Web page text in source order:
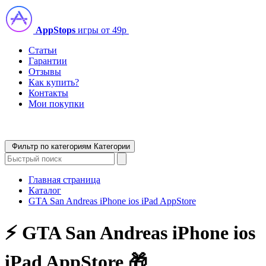
AppStops игры от 49р
Статьи
Гарантии
Отзывы
Как купить?
Контакты
Мои покупки
Фильтр по категориям Категории
Главная страница
Каталог
GTA San Andreas iPhone ios iPad AppStore
⚡️ GTA San Andreas iPhone ios